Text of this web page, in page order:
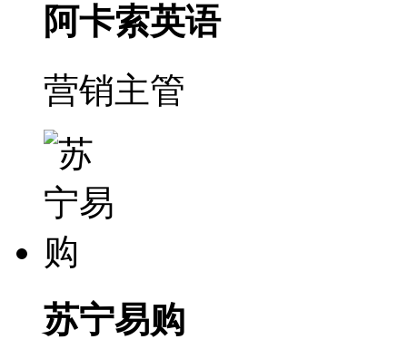
阿卡索英语
营销主管
苏宁易购